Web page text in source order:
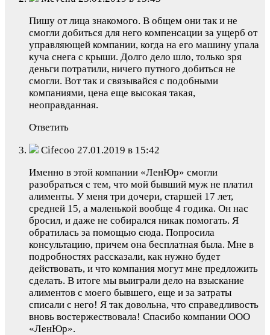
Пишу от лица знакомого. В общем они так и не
смогли добиться для него компенсации за ущерб от
управляющей компании, когда на его машину упала
куча снега с крыши. Долго дело шло, только зря
деньги потратили, ничего путного добиться не
смогли. Вот так и связывайся с подобными
компаниями, цена еще высокая такая,
неоправданная.
Ответить
Cifecoo 27.01.2019 в 15:42
Именно в этой компании «ЛенЮр» смогли
разобраться с тем, что мой бывший муж не платил
алименты. У меня три дочери, старшей 17 лет,
средней 15, а маленькой вообще 4 годика. Он нас
бросил, и даже не собирался никак помогать. Я
обратилась за помощью сюда. Попросила
консультацию, причем она бесплатная была. Мне в
подробностях рассказали, как нужно будет
действовать, и что компания могут мне предложить
сделать. В итоге мы выиграли дело на взыскание
алиментов с моего бывшего, еще и за затраты
списали с него! Я так довольна, что справедливость
вновь востержествовала! Спасибо компании ООО
«ЛенЮр».